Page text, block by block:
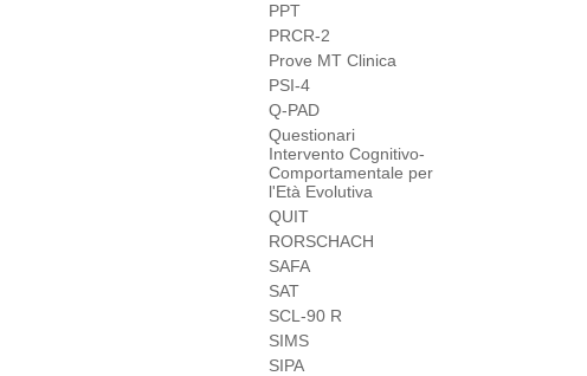
PPT
PRCR-2
Prove MT Clinica
PSI-4
Q-PAD
Questionari
Intervento Cognitivo-
Comportamentale per
l'Età Evolutiva
QUIT
RORSCHACH
SAFA
SAT
SCL-90 R
SIMS
SIPA